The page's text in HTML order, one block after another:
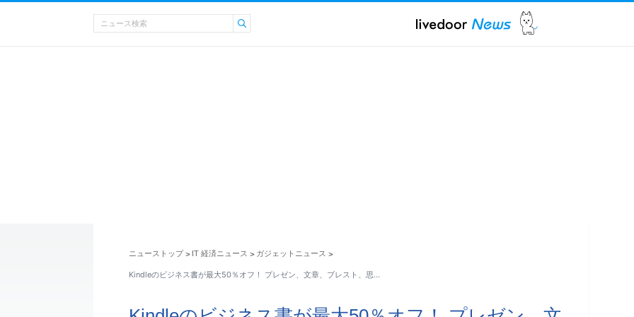
ニューストップ > IT 経済ニュース > ガジェットニュース >
Kindleのビジネス書が最大50％オフ！ プレゼン、文章、ブレスト、思…